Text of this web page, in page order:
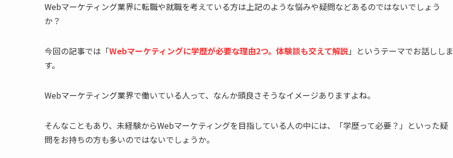
Webマーケティング業界に転職や就職を考えている方は上記のような悩みや疑問などあるのではないでしょう
か？
今回の記事では「Webマーケティングに学歴が必要な理由2つ。体験談も交えて解説 」というテーマでお話ししま
す。
Webマーケティング業界で働いている人って、なんか頭良さそうなイメージありますよね。
そんなこともあり、未経験からWebマーケティングを目指している人の中には、「学歴って必要？」といった疑
問をお持ちの方も多いのではないでしょうか。